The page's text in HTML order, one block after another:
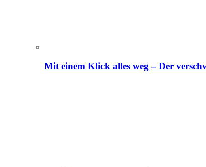
Mit einem Klick alles weg – Der